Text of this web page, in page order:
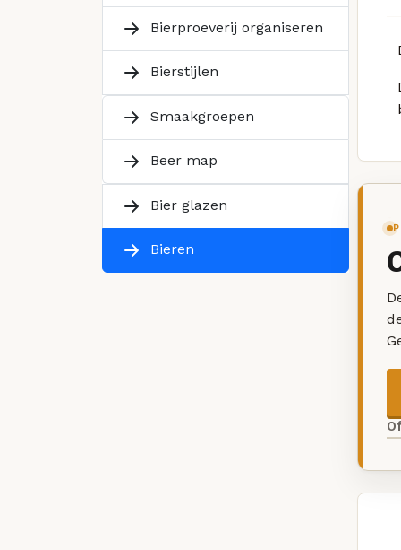
Bierproeverij organiseren
Bierstijlen
Smaakgroepen
Beer map
Bier glazen
Bieren